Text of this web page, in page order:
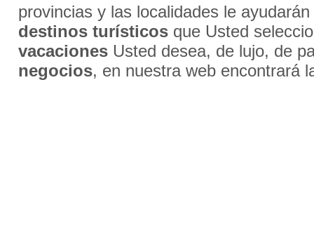
provincias y las localidades le
destinos turísticosque Usted
vacacionesUsted desea, de lujo, de
negocios, en nuestra web encontrará